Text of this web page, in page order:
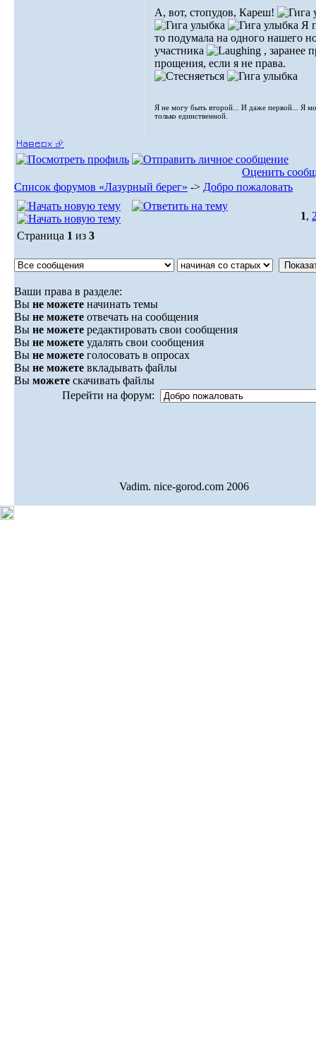
А, вот, стопудов, Кареш!
Я
то подумала на одного нашего
участника
, заранее
прощения, если я не права.
Я не могу быть второй... И даже первой... Я
только единственной.
Наверх ⮵
Оценить
Список форумов «Лазурный берег» -> Добро пожаловать
1,
Страница 1 из 3
Ваши права в разделе:
Вы не можете начинать темы
Вы не можете отвечать на сообщения
Вы не можете редактировать свои сообщения
Вы не можете удалять свои сообщения
Вы не можете голосовать в опросах
Вы не можете вкладывать файлы
Вы можете скачивать файлы
Перейти на форум:
Vadim. nice-gorod.com 2006